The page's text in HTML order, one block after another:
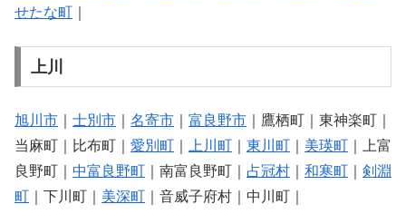
せたな町
上川
旭川市 士別市 名寄市 富良野市 ｜鷹栖町｜東神楽町｜
当麻町｜比布町｜ 愛別町 上川町 東川町 美瑛町 ｜上富
良野町｜ 中富良野町 ｜南富良野町｜ 占冠村 和寒町
剣淵
町 ｜下川町｜ 美深町 ｜音威子府村｜中川町｜